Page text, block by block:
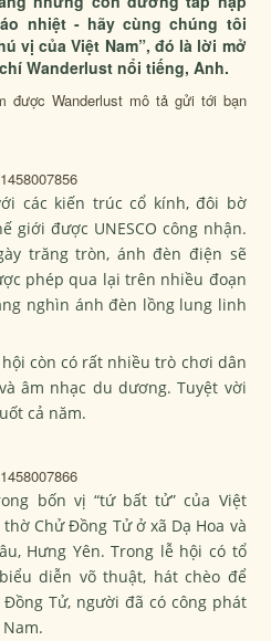
nhiệt - hãy cùng chúng tôi
vị của Việt Nam”, đó là lời mở
Wanderlust nổi tiếng, Anh.
được Wanderlust mô tả gửi tới bạn
các kiến trúc cổ kính, đôi bờ
giới được UNESCO công nhận.
trăng tròn, ánh đèn điện sẽ
phép qua lại trên nhiều đoạn
nghìn ánh đèn lồng lung linh
còn có rất nhiều trò chơi dân
âm nhạc du dương. Tuyệt vời
cả năm.
bốn vị “tứ bất tử” của Việt
Chử Đồng Tử ở xã Dạ Hoa và
Hưng Yên. Trong lễ hội có tổ
diễn võ thuật, hát chèo để
Tử, người đã có công phát